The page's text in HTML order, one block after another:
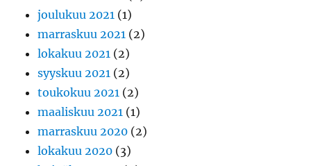
joulukuu 2021 (1)
marraskuu 2021 (2)
lokakuu 2021 (2)
syyskuu 2021 (2)
toukokuu 2021 (2)
maaliskuu 2021 (1)
marraskuu 2020 (2)
lokakuu 2020 (3)